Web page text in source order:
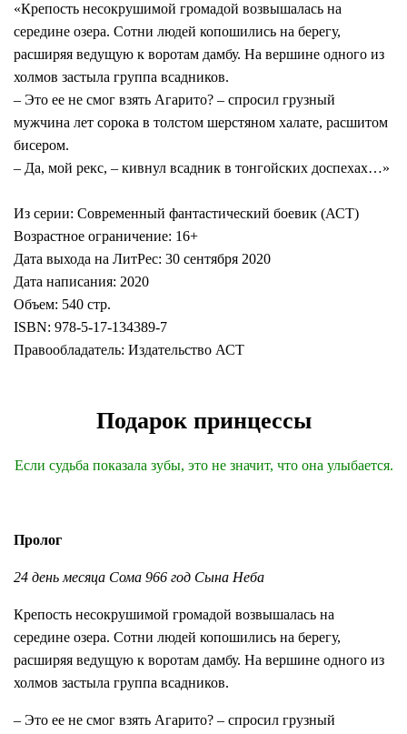
«Крепость несокрушимой громадой возвышалась на
середине озера. Сотни людей копошились на берегу,
расширяя ведущую к воротам дамбу. На вершине одного из
холмов застыла группа всадников.
– Это ее не смог взять Агарито? – спросил грузный
мужчина лет сорока в толстом шерстяном халате, расшитом
бисером.
– Да, мой рекс, – кивнул всадник в тонгойских доспехах…»
Из серии: Современный фантастический боевик (АСТ)
Возрастное ограничение: 16+
Дата выхода на ЛитРес: 30 сентября 2020
Дата написания: 2020
Объем: 540 стр.
ISBN: 978-5-17-134389-7
Правообладатель: Издательство АСТ
Подарок принцессы
Если судьба показала зубы, это не значит, что она улыбается.
Пролог
24 день месяца Сома 966 год Сына Неба
Крепость несокрушимой громадой возвышалась на
середине озера. Сотни людей копошились на берегу,
расширяя ведущую к воротам дамбу. На вершине одного из
холмов застыла группа всадников.
– Это ее не смог взять Агарито? – спросил грузный